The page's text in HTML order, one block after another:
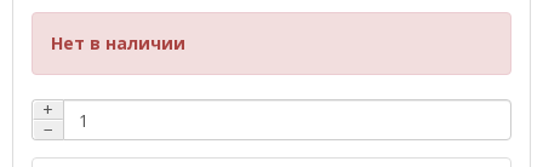
Нет в наличии
+
−